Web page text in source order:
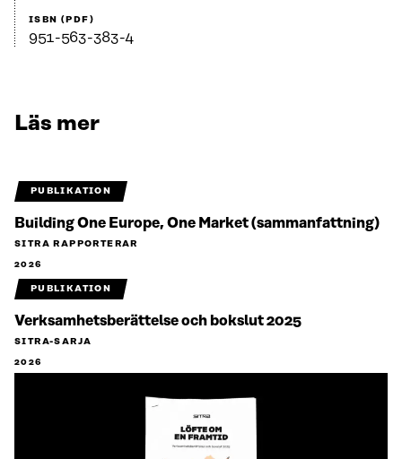
ISBN (PDF)
951-563-383-4
Läs mer
PUBLIKATION
Building One Europe, One Market (sammanfattning)
SITRA RAPPORTERAR
2026
PUBLIKATION
Verksamhetsberättelse och bokslut 2025
SITRA-SARJA
2026